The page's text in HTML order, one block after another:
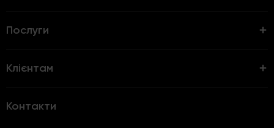
Послуги
Клієнтам
Контакти